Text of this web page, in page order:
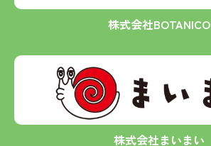
株式会社BOTANICO
株式会社まいまい